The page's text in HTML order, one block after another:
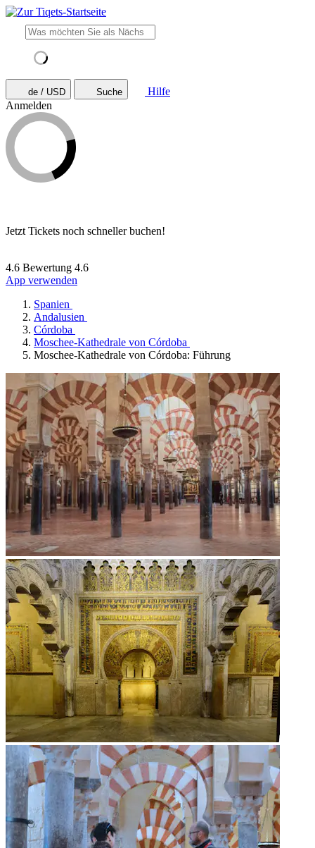
de / USD Suche
Hilfe
Anmelden
Jetzt Tickets noch schneller buchen!
4.6 Bewertung 4.6
App verwenden
Spanien
Andalusien
Córdoba
Moschee-Kathedrale von Córdoba
Moschee-Kathedrale von Córdoba: Führung